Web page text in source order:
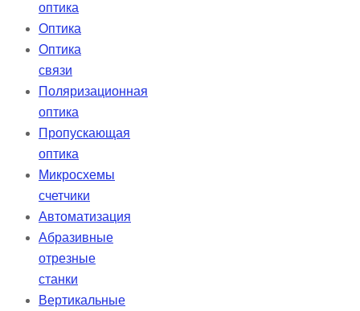
оптика
Оптика
Оптика
связи
Поляризационная
оптика
Пропускающая
оптика
Микросхемы
счетчики
Автоматизация
Абразивные
отрезные
станки
Вертикальные